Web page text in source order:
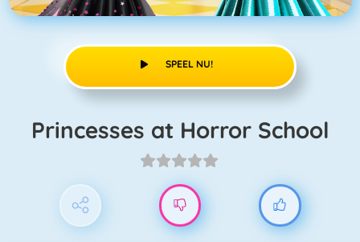
SPEEL NU!
Princesses at Horror School